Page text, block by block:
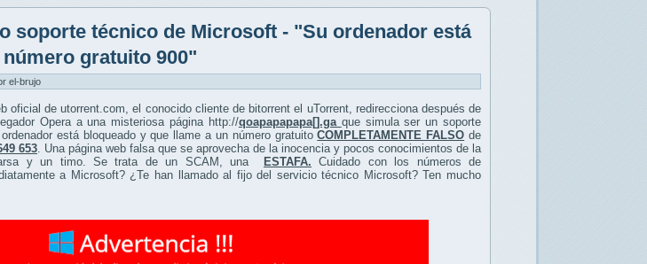
soporte técnico de Microsoft - "Su ordenador está
gratuito 900"
el-brujo
oficial de utorrent.com, el conocido cliente de bitorrent el uTorrent, redirecciona después de
Opera a una misteriosa página http://qoapapapapa[].ga que simula ser un soporte
está bloqueado y que llame a un número gratuitoCOMPLETAMENTE FALSO de
653 . Una página web falsa que se aprovecha de la inocencia y pocos conocimientos de la
y un timo. Se trata de un SCAM, una
ESTAFA. Cuidado con los números de
a Microsoft? ¿Te han llamado al fijo del servicio técnico Microsoft? Ten mucho